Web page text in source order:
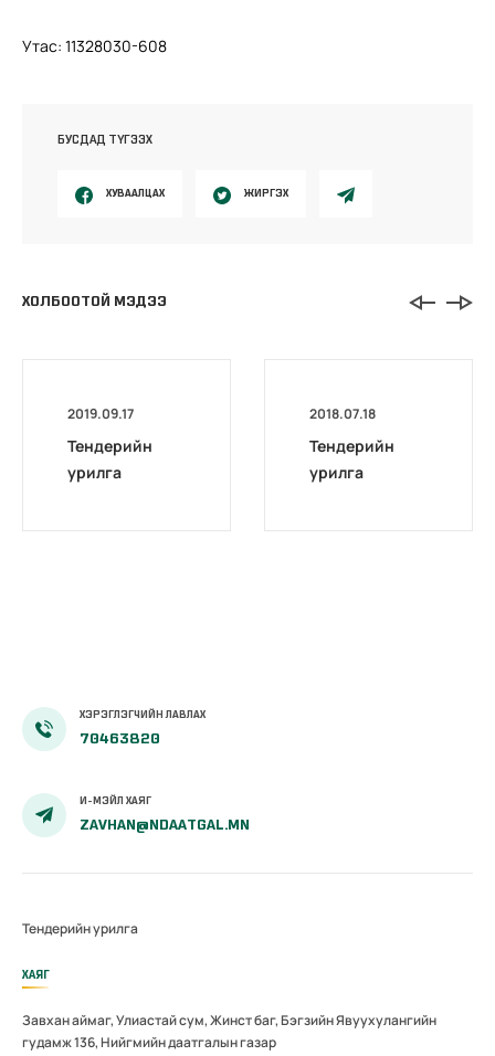
Утас: 11328030-608
БУСДАД ТҮГЭЭХ
ХУВААЛЦАХ ЖИРГЭХ
ХОЛБООТОЙ МЭДЭЭ
2019.09.17
Тендерийн
урилга
2018.07.18
Тендерийн
урилга
ХЭРЭГЛЭГЧИЙН ЛАВЛАХ
70463820
И-МЭЙЛ ХАЯГ
ZAVHAN@NDAATGAL.MN
Тендерийн урилга
ХАЯГ
Завхан аймаг, Улиастай сум, Жинст баг, Бэгзийн Явуухулангийн
гудамж 136, Нийгмийн даатгалын газар